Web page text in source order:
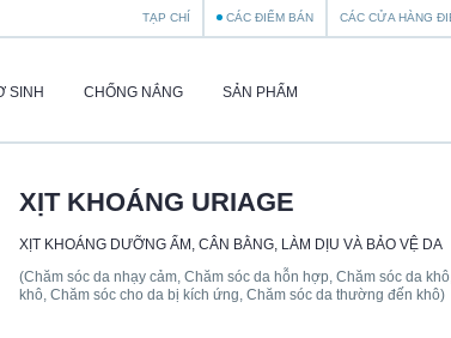
TẠP CHÍ CÁC ĐIỂM BÁN CÁC CỬA HÀNG
SINH CHỐNG NẮNG SẢN PHẨM
XỊT KHOÁNG URIAGE
XỊT KHOÁNG DƯỠNG ẨM, CÂN BẰNG, LÀM DỊU VÀ BẢO VỆ DA
(Chăm sóc da nhạy cảm, Chăm sóc da hỗn hợp, Chăm sóc da
khô, Chăm sóc cho da bị kích ứng, Chăm sóc da thường đến khô)